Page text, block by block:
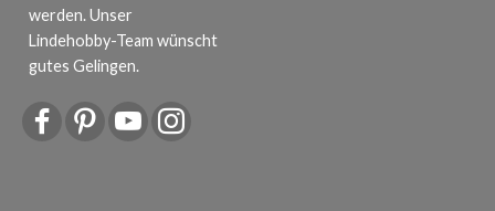
werden. Unser
Lindehobby-Team wünscht
gutes Gelingen.